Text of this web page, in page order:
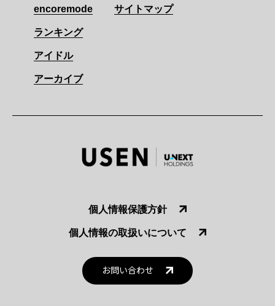
encoremode
ランキング
アイドル
アーカイブ
サイトマップ
個人情報保護方針
個人情報の取扱いについて
お問い合わせ